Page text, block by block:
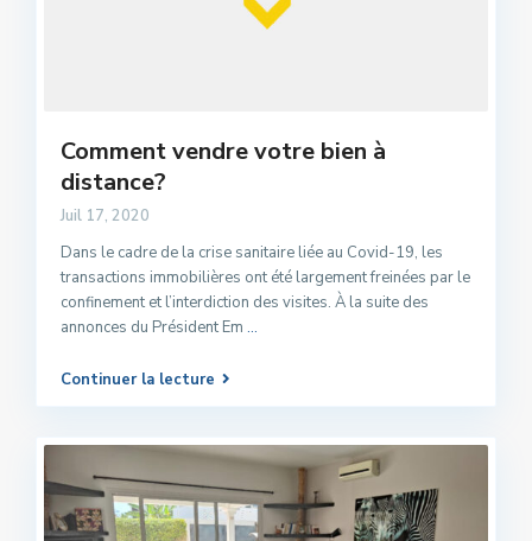
Comment vendre votre bien à
distance?
Juil 17, 2020
Dans le cadre de la crise sanitaire liée au Covid-19, les
transactions immobilières ont été largement freinées par le
confinement et l’interdiction des visites. À la suite des
annonces du Président Em ...
Continuer la lecture